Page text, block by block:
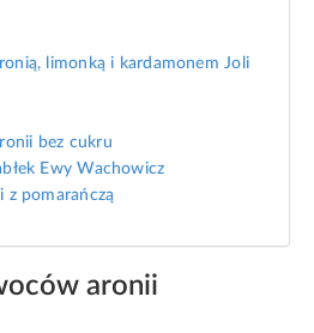
limonką i kardamonem Joli
bez cukru
Ewy Wachowicz
z pomarańczą
aronii